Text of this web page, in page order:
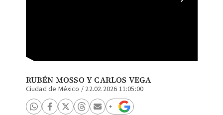
RUBÉN MOSSOY CARLOS VEGA
Ciudad de México / 22.02.2026 11:05:00